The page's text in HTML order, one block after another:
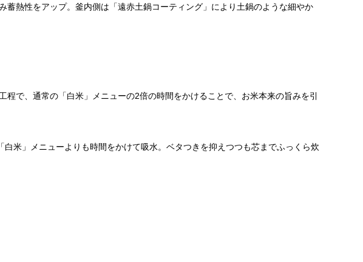
熱性をアップ。釜内側は「遠赤土鍋コーティング」により土鍋のような細やか
で、通常の「白米」メニューの2倍の時間をかけることで、お米本来の旨みを引
米」メニューよりも時間をかけて吸水。ベタつきを抑えつつも芯までふっくら炊